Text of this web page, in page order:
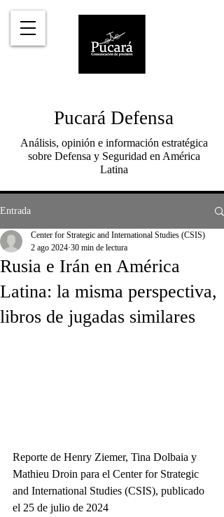
Pucará Defensa
Análisis, opinión e información estratégica
sobre Defensa y Seguridad en América
Latina
Entrada
Rusia e Irán en América
Latina: la misma perspectiva,
libros de jugadas similares
Center for Strategic and International Studies (CSIS)
2 ago 2024 30 min de lectura
Reporte de Henry Ziemer, Tina Dolbaia y
Mathieu Droin para el Center for Strategic
and International Studies (CSIS), publicado
el 25 de julio de 2024